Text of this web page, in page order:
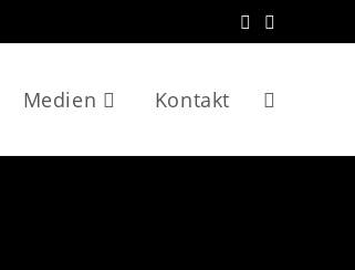
Medien Kontakt Website-